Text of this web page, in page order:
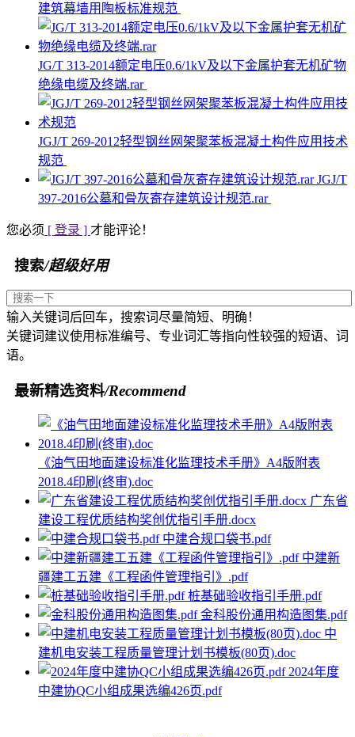
建筑幕墙用陶板标准规范
JG/T 313-2014额定电压0.6/1kV及以下金属护套无机矿物
绝缘电缆及终端.rar
JGJ/T 269-2012轻型钢丝网架聚苯板混凝土构件应用技术
规范
JGJ/T
397-2016公墓和骨灰寄存建筑设计规范.rar
您必须 [ 登录 ] 才能评论！
搜索/超级好用
输入关键词后回车，搜索词尽量简短、明确！
关键词建议使用标准编号、专业词汇等指向性较强的短语、词
语。
最新精选资料/Recommend
《油气田地面建设标准化监理技术手册》A4版附表
2018.4印刷(终审).doc
广东省
建设工程优质结构奖创优指引手册.docx
中建合规口袋书.pdf
中建新
疆建工五建《工程函件管理指引》.pdf
桩基础验收指引手册.pdf
金科股份通用构造图集.pdf
中
建机电安装工程质量管理计划书模板(80页).doc
2024年度
中建协QC小组成果选编426页.pdf